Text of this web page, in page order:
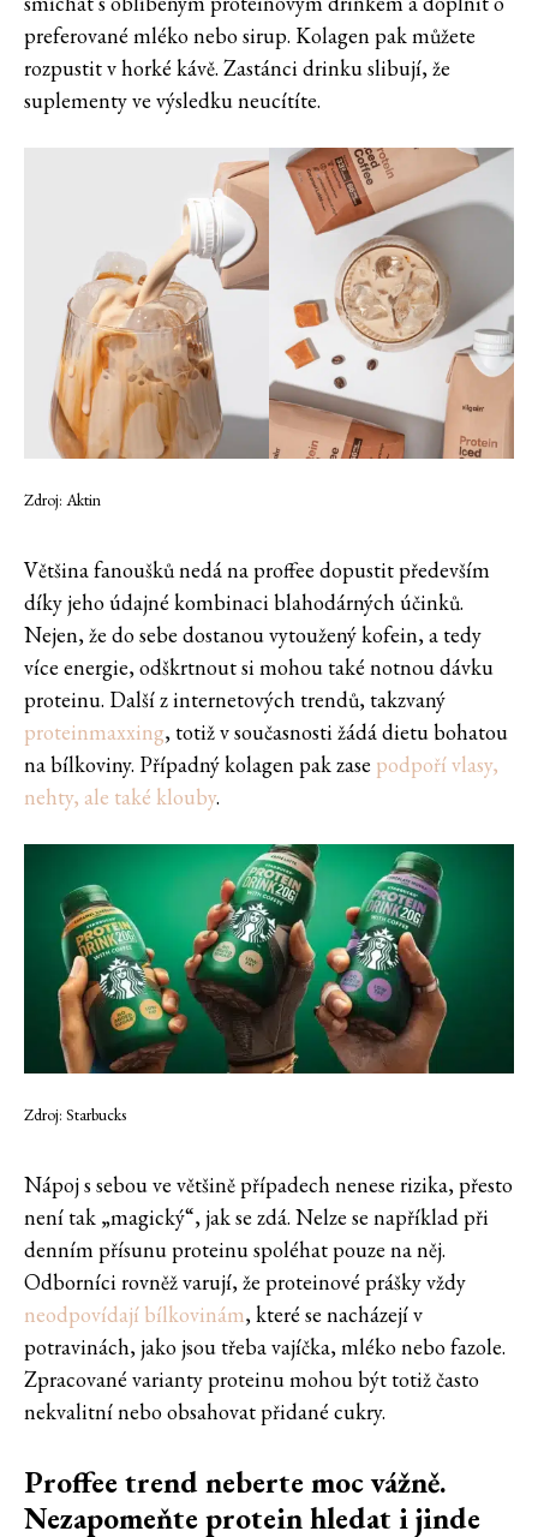
preferované mléko nebo sirup. Kolagen pak můžete
rozpustit v horké kávě. Zastánci drinku slibují, že
suplementy ve výsledku neucítíte.
Zdroj: Aktin
Většina fanoušků nedá na proffee dopustit především
díky jeho údajné kombinaci blahodárných účinků.
Nejen, že do sebe dostanou vytoužený kofein, a tedy
více energie, odškrtnout si mohou také notnou dávku
proteinu. Další z internetových trendů, takzvaný
proteinmaxxing, totiž v současnosti žádá dietu bohatou
na bílkoviny. Případný kolagen pak zase podpoří vlasy,
nehty, ale také klouby.
Zdroj: Starbucks
Nápoj s sebou ve většině případech nenese rizika, přesto
není tak „magický“, jak se zdá. Nelze se například při
denním přísunu proteinu spoléhat pouze na něj.
Odborníci rovněž varují, že proteinové prášky vždy
neodpovídají bílkovinám, které se nacházejí v
potravinách, jako jsou třeba vajíčka, mléko nebo fazole.
Zpracované varianty proteinu mohou být totiž často
nekvalitní nebo obsahovat přidané cukry.
Proffee trend neberte moc vážně.
Nezapomeňte protein hledat i jinde